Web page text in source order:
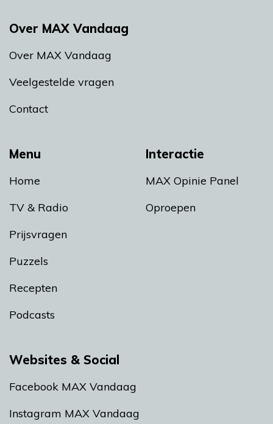
Menu
Home
TV & Radio
Prijsvragen
Puzzels
Recepten
Podcasts
Interactie
MAX Opinie Panel
Oproepen
Over MAX Vandaag
Over MAX Vandaag
Veelgestelde vragen
Contact
Websites & Social
Facebook MAX Vandaag
Instagram MAX Vandaag